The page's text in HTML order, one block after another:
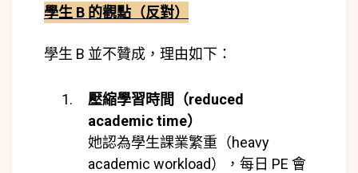
學生 B 的觀點（反對）
學生 B 並不贊成，理由如下：
壓縮學習時間（reduced
academic time）
她認為學生課業繁重（heavy
academic workload），每日 PE 會